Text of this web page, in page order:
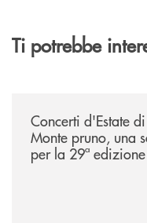
Ti potrebbe
Concerti d'Estate
Monte pruno, una
per la 29ª edizione